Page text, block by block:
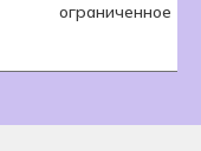
ограниченное